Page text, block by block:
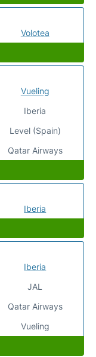
Volotea
Vueling
Iberia
Level (Spain)
Qatar Airways
Iberia
Iberia
JAL
Qatar Airways
Vueling